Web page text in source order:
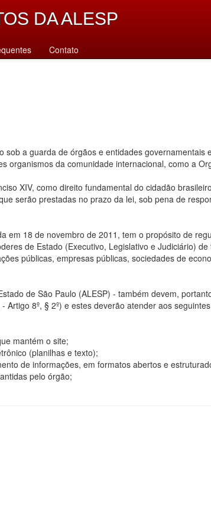
DA ALESP
Contato
a guarda de órgãos e entidades
da comunidade internacional, como a
XIV, como direito fundamental do cidadão
serão prestadas no prazo da lei, sob pena de
em 18 de novembro de 2011, tem o propósito de
de Estado (Executivo, Legislativo e Judiciário)
públicas, empresas públicas, sociedades de
de São Paulo (ALESP) - também devem,
8º, § 2º) e estes deverão atender aos
mantém o site;
(planilhas e texto);
de informações, em formatos abertos e
pelo órgão;